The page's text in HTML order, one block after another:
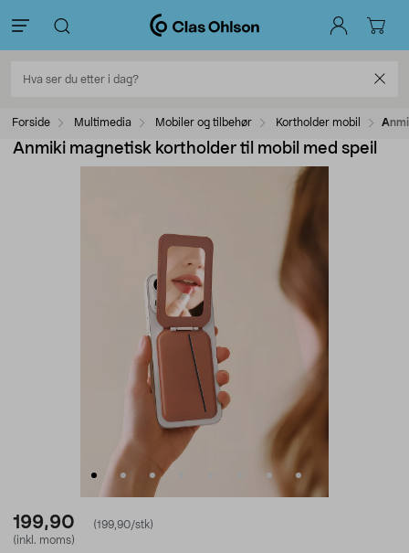
Forside Multimedia Mobiler og tilbehør Kortholder mobil
Anmiki magnetisk kortholder til mobil med speil
199,90
(199,90/stk)
(inkl. moms)